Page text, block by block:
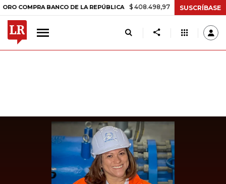
BANCO DE LA REPÚBLICA $ 408.498,97 +$ 8.753,81 +2,19%
SUSCRÍBASE